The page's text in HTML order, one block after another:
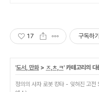
17 구독하기
'도서, 만화> ㅈ,ㅊ,ㅋ' 카테고리의 다
정의의 사자 로봇 캉타 - 잊혀진 고전